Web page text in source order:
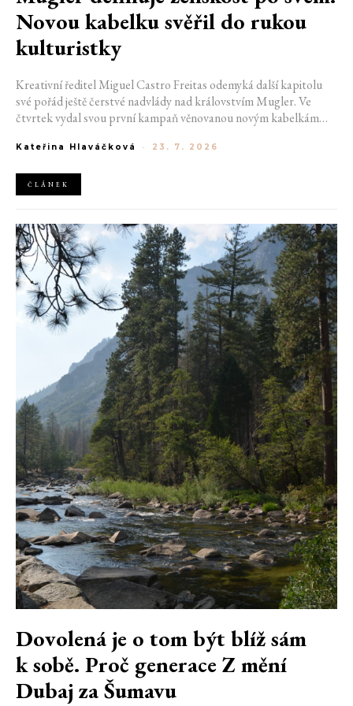
Novou kabelku svěřil do rukou
kulturistky
Kreativní ředitel Miguel Castro Freitas odemyká další kapitolu
své pořád ještě čerstvé nadvlády nad královstvím Mugler. Ve
čtvrtek vydal svou první kampaň věnovanou novým kabelkám
do módního domu dorazil. Umně mísí výrazy minulosti a dávných
Kateřina Hlaváčková - 23. 7. 2026
ČLÁNEK
Dovolená je o tom být blíž sám
k sobě. Proč generace Z mění
Dubaj za Šumavu